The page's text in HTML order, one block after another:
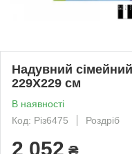
Надувний
229X229 см
В наявності
Код: Різ6475
Роздріб
2 052